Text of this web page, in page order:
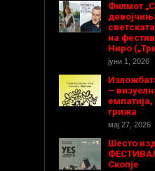
Филмот
на
Ниро
јуни 1, 2026
–
грижа
мај 27, 2026
Шесто
Скопје